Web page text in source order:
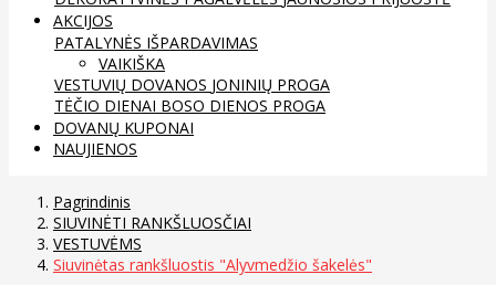
AKCIJOS
PATALYNĖS IŠPARDAVIMAS
VAIKIŠKA
VESTUVIŲ DOVANOS JONINIŲ PROGA
TĖČIO DIENAI BOSO DIENOS PROGA
DOVANŲ KUPONAI
NAUJIENOS
Pagrindinis
SIUVINĖTI RANKŠLUOSČIAI
VESTUVĖMS
Siuvinėtas rankšluostis "Alyvmedžio šakelės"